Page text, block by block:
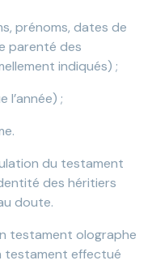
prénoms, dates de
parenté des
indiqués) ;
l’année) ;
du testament
des héritiers
doute.
testament olographe
testament effectué